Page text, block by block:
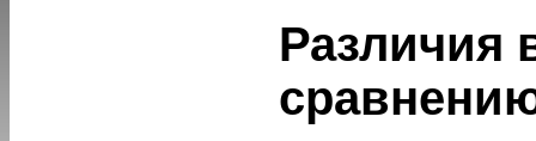
Различия